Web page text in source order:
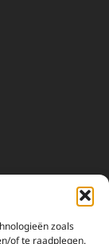
zoals
of te raadplegen.